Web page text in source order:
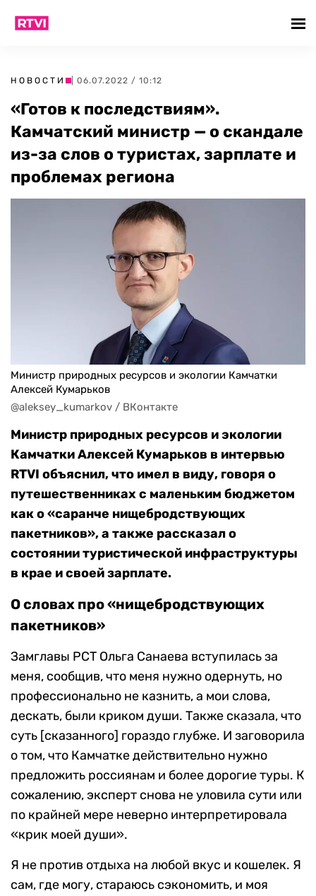
НОВОСТИ | 06.07.2022 / 10:12
«Готов к последствиям».
Камчатский министр — о скандале
из-за слов о туристах, зарплате и
проблемах региона
Министр природных ресурсов и экологии Камчатки
Алексей Кумарьков
@aleksey_kumarkov / ВКонтакте
Министр природных ресурсов и экологии
Камчатки Алексей Кумарьков в интервью
RTVI объяснил, что имел в виду, говоря о
путешественниках с маленьким бюджетом
как о «саранче нищебродствующих
пакетников», а также рассказал о
состоянии туристической инфраструктуры
в крае и своей зарплате.
О словах про «нищебродствующих
пакетников»
Замглавы РСТ Ольга Санаева вступилась за
меня, сообщив, что меня нужно одернуть, но
профессионально не казнить, а мои слова,
дескать, были криком души. Также сказала, что
суть [сказанного] гораздо глубже. И заговорила
о том, что Камчатке действительно нужно
предложить россиянам и более дорогие туры. К
сожалению, эксперт снова не уловила сути или
по крайней мере неверно интерпретировала
«крик моей души».
Я не против отдыха на любой вкус и кошелек. Я
сам, где могу, стараюсь сэкономить, и моя